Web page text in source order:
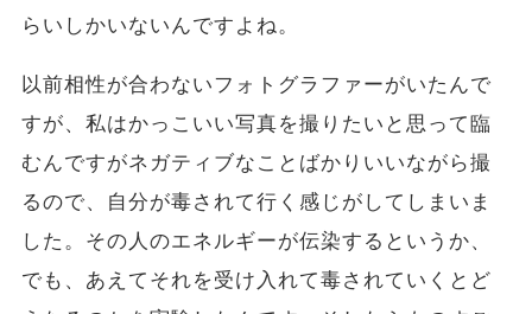
らいしかいないんですよね。
以前相性が合わないフォトグラファーがいたんで
すが、私はかっこいい写真を撮りたいと思って臨
むんですがネガティブなことばかりいいながら撮
るので、自分が毒されて行く感じがしてしまいま
した。その人のエネルギーが伝染するというか、
でも、あえてそれを受け入れて毒されていくとど